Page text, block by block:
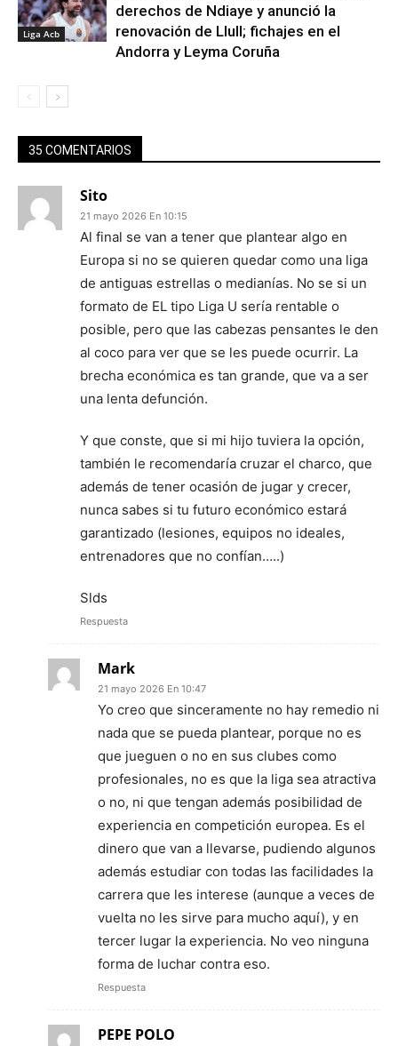
Liga Acb
derechos de Ndiaye y anunció la
renovación de Llull; fichajes en el
Andorra y Leyma Coruña
35 COMENTARIOS
Sito
21 mayo 2026 En 10:15
Al final se van a tener que plantear algo en
Europa si no se quieren quedar como una liga
de antiguas estrellas o medianías. No se si un
formato de EL tipo Liga U sería rentable o
posible, pero que las cabezas pensantes le den
al coco para ver que se les puede ocurrir. La
brecha económica es tan grande, que va a ser
una lenta defunción.
Y que conste, que si mi hijo tuviera la opción,
también le recomendaría cruzar el charco, que
además de tener ocasión de jugar y crecer,
nunca sabes si tu futuro económico estará
garantizado (lesiones, equipos no ideales,
entrenadores que no confían…..)
Slds
Respuesta
Mark
21 mayo 2026 En 10:47
Yo creo que sinceramente no hay remedio ni
nada que se pueda plantear, porque no es
que jueguen o no en sus clubes como
profesionales, no es que la liga sea atractiva
o no, ni que tengan además posibilidad de
experiencia en competición europea. Es el
dinero que van a llevarse, pudiendo algunos
además estudiar con todas las facilidades la
carrera que les interese (aunque a veces de
vuelta no les sirve para mucho aquí), y en
tercer lugar la experiencia. No veo ninguna
forma de luchar contra eso.
Respuesta
PEPE POLO